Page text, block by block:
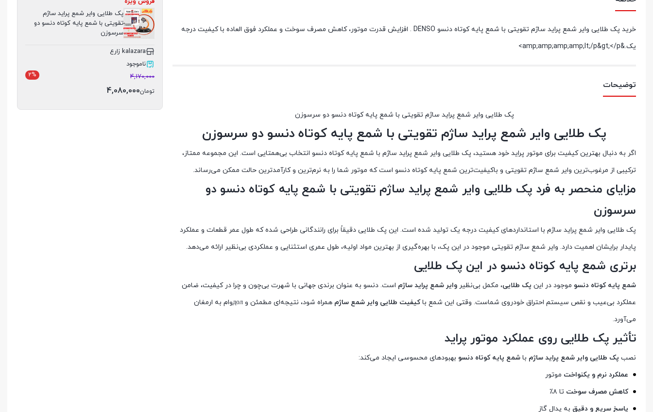
خرید پک طلایی وایر شمع پراید ساژم تقویتی با شمع پایه کوتاه دنسو DENSO . افزایش قدرت موتور، کاهش مصرف سوخت و عملکرد فوق العاده با کیفیت درجه
یک.&amp;amp;amp;amp;lt;/p&gt;</p>
توضیحات
پک طلایی وایر شمع پراید ساژم تقویتی با شمع پایه کوتاه دنسو دو سرسوزن
پک طلایی وایر شمع پراید ساژم تقویتی با شمع پایه کوتاه دنسو دو سرسوزن
اگر به دنبال بهترین کیفیت برای موتور پراید خود هستید، پک طلایی وایر شمع پراید ساژم با شمع پایه کوتاه دنسو انتخاب بی‌همتایی است. این مجموعه ممتاز،
ترکیبی از مرغوب‌ترین وایر شمع ساژم تقویتی و باکیفیت‌ترین شمع پایه کوتاه دنسو است که موتور شما را به نرم‌ترین و کارآمدترین حالت ممکن می‌رساند.
مزایای منحصر به فرد پک طلایی وایر شمع پراید ساژم تقویتی با شمع پایه کوتاه دنسو دو
سرسوزن
پک طلایی وایر شمع پراید ساژم با استانداردهای کیفیت درجه یک تولید شده است. این پک طلایی دقیقاً برای رانندگانی طراحی شده که طول عمر قطعات و عملکرد
پایدار برایشان اهمیت دارد. وایر شمع ساژم تقویتی موجود در این پک، با بهره‌گیری از بهترین مواد اولیه، طول عمری استثنایی و عملکردی بی‌نظیر ارائه می‌دهد.
برتری شمع پایه کوتاه دنسو در این پک طلایی
شمع پایه کوتاه دنسو موجود در این پک طلایی، مکمل بی‌نظیر وایر شمع پراید ساژم است. دنسو به عنوان برندی جهانی با شهرت بی‌چون و چرا در کیفیت، ضامن
عملکرد بی‌عیب و نقص سیستم احتراق خودروی شماست. وقتی این شمع باکیفیت طلایی وایر شمع ساژم
همراه شود، نتیجه‌ای مطمئن و долوام به ارمغان
می‌آورد.
تأثیر پک طلایی روی عملکرد موتور پراید
نصب پک طلایی وایر شمع پراید ساژم با شمع پایه کوتاه دنسو بهبودهای محسوسی ایجاد می‌کند:
عملکرد نرم و یکنواخت موتور
کاهش مصرف سوخت تا ۸٪
پاسخ سریع و دقیق به پدال گاز
پک طلایی وایر شمع پراید ساژم
تقویتی با شمع پایه کوتاه دنسو دو
سرسوزن
kalazara زارع
ناموجود
2%
4,170,000
تومان4,080,000